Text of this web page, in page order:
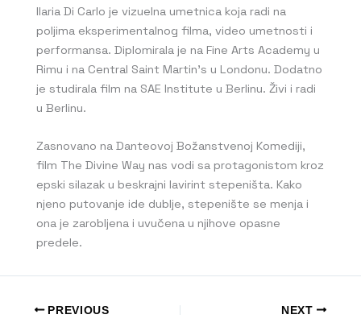
Ilaria Di Carlo je vizuelna umetnica koja radi na
poljima eksperimentalnog filma, video umetnosti i
performansa. Diplomirala je na Fine Arts Academy u
Rimu i na Central Saint Martin’s u Londonu. Dodatno
je studirala film na SAE Institute u Berlinu. Živi i radi
u Berlinu.
Zasnovano na Danteovoj Božanstvenoj Komediji,
film The Divine Way nas vodi sa protagonistom kroz
epski silazak u beskrajni lavirint stepeništa. Kako
njeno putovanje ide dublje, stepenište se menja i
ona je zarobljena i uvučena u njihove opasne
predele.
PREVIOUS NEXT